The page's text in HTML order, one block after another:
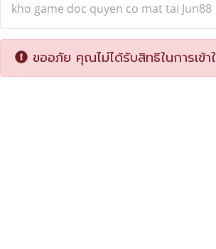
kho game doc quyen co mat tai Jun88
ขออภัย คุณไม่ได้รับสิทธิในการเข้า